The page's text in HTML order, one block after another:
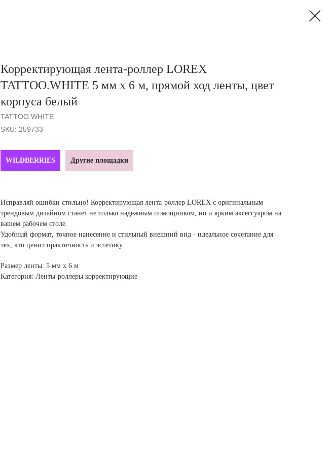
Корректирующая лента-роллер LOREX
TATTOO.WHITE 5 мм х 6 м, прямой ход ленты, цвет
корпуса белый
TATTOO.WHITE
SKU: 259733
WILDBERRIES Другие площадки
Исправляй ошибки стильно! Корректирующая лента-роллер LOREX с оригинальным
трендовым дизайном станет не только надежным помощником, но и ярким аксессуаром на
вашем рабочем столе.
Удобный формат, точное нанесение и стильный внешний вид - идеальное сочетание для
тех, кто ценит практичность и эстетику.
Размер ленты: 5 мм х 6 м
Категория: Ленты-роллеры корректирующие